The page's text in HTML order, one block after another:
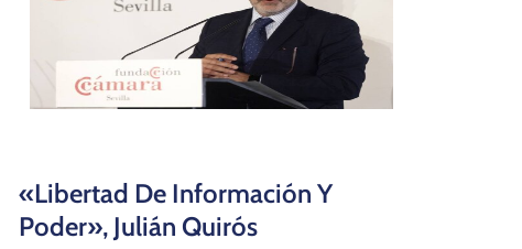
«Libertad De Información Y
Poder», Julián Quirós